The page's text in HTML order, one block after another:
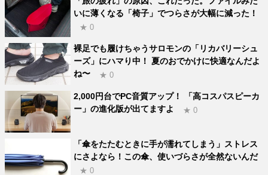
いに薄くなる「椅子」でつらさが大幅に減った！
★ 0
裸足でも履けちゃうサロモンの「リカバリーシュ
ーズ」にハマり中！ 夏のおでかけに快適なんだよ
ね〜
★ 0
2,000円台でPC音質アップ！ 「高コスパスピーカ
ー」の進化版が出てますよ
★ 0
「傘をたたむときに手が濡れてしまう」ストレス
にさよなら！この傘、使いづらさが全然ないんだ
★ 0